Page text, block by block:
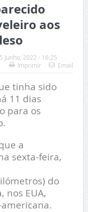
aos
Junho, 2022 - 16:25
Imprimir
Email
tinha sido
11 dias
para os
a
sexta-feira,
do
nos EUA,